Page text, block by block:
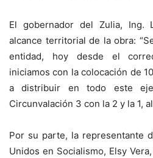
El gobernador del Zulia, Ing.
alcance territorial de la obra:
entidad, hoy desde el
iniciamos con la colocación de
a distribuir en todo este
Circunvalación 3 con la 2 y la 1,
Por su parte, la representante
Unidos en Socialismo, Elsy